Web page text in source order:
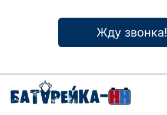
Жду звонка!